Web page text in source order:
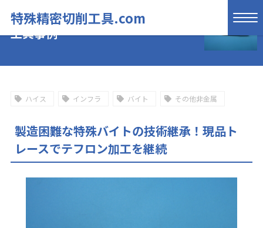
特殊精密切削工具.com
工具事例
ハイス インフラ バイト その他非金属
製造困難な特殊バイトの技術継承！現品ト
レースでテフロン加工を継続